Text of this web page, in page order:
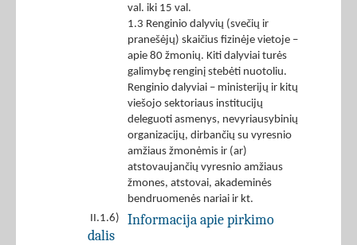
val. iki 15 val.
1.3 Renginio dalyvių (svečių ir
pranešėjų) skaičius fizinėje vietoje –
apie 80 žmonių. Kiti dalyviai turės
galimybę renginį stebėti nuotoliu.
Renginio dalyviai – ministerijų ir kitų
viešojo sektoriaus institucijų
deleguoti asmenys, nevyriausybinių
organizacijų, dirbančių su vyresnio
amžiaus žmonėmis ir (ar)
atstovaujančių vyresnio amžiaus
žmones, atstovai, akademinės
bendruomenės nariai ir kt.
II.1.6)
Informacija apie pirkimo
dalis